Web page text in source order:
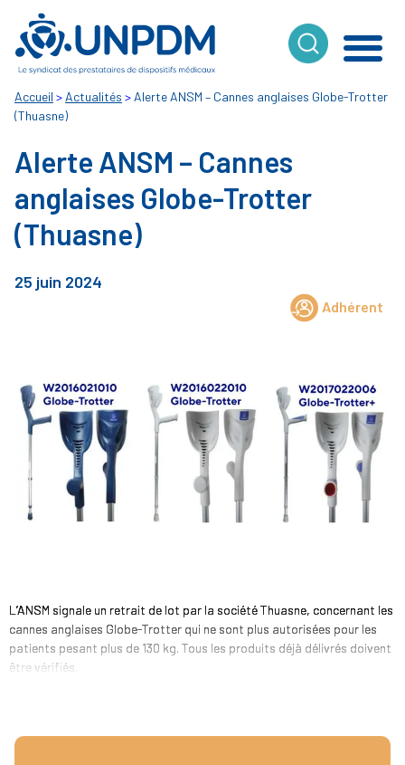
Accueil > Actualités > Alerte ANSM – Cannes anglaises Globe-Trotter
(Thuasne)
Alerte ANSM – Cannes
anglaises Globe-Trotter
(Thuasne)
25 juin 2024
Adhérent
L’ANSM signale un retrait de lot par la société Thuasne, concernant les
cannes anglaises Globe-Trotter qui ne sont plus autorisées pour les
patients pesant plus de 130 kg. Tous les produits déjà délivrés doivent
être vérifiés.